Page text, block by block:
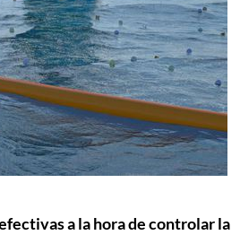
a la hora de controlar la